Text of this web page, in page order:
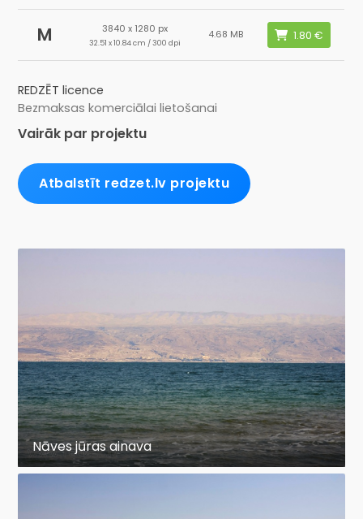
M 3840 x 1280 px
32.51 x 10.84 cm / 300 dpi
4.68 MB
REDZĒT licence
Bezmaksas komerciālai lietošanai
Vairāk par projektu
Atbalstīt redzet.lv projektu
Nāves jūras ainava